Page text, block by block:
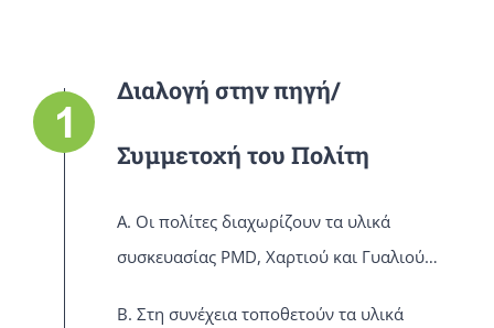
Διαλογή στην πηγή/
Συμμετοχή του Πολίτη
Α. Οι πολίτες διαχωρίζουν τα υλικά
συσκευασίας PMD, Χαρτιού και Γυαλιού…
Β. Στη συνέχεια τοποθετούν τα υλικά